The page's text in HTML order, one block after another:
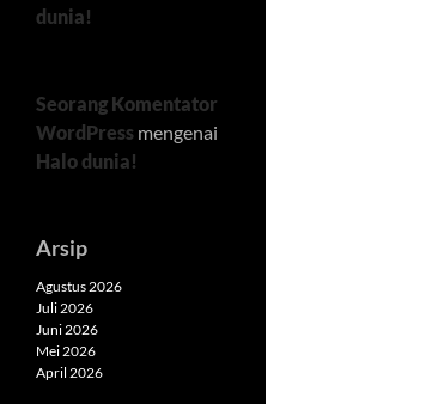
dunia!
Seorang Komentator
WordPress mengenai
Halo dunia!
Arsip
Agustus 2026
Juli 2026
Juni 2026
Mei 2026
April 2026